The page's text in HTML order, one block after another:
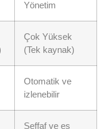
Yönetim
Çok Yüksek
(Tek kaynak)
Otomatik ve
izlenebilir
Şeffaf ve eş